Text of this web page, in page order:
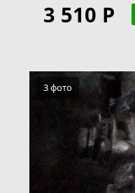
3 510 Р
3 фото